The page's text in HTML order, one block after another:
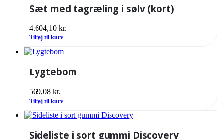
Sæt med tagræling i sølv (kort)
4.604,10 kr.
Tilføj til kurv
Lygtebom
569,08 kr.
Tilføj til kurv
Sideliste i sort gummi Discovery